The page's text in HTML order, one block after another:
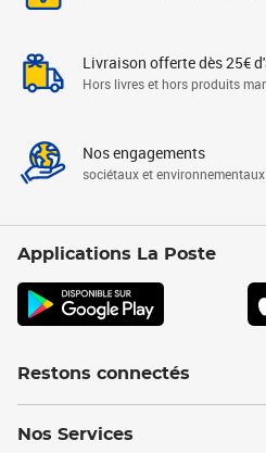
Livraison offerte dès 25€
Hors livres et hors produits
Nos engagements
sociétaux et environnementaux
Applications La Poste
Restons connectés
Nos Services